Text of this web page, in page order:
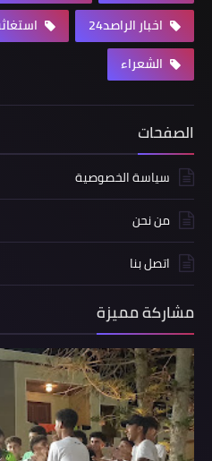
اخبار الراصد24
الشعراء
الصفحات
سياسة الخصوصية
من نحن
اتصل بنا
مشاركة مميزة